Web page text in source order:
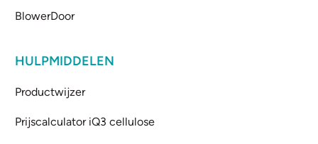
BlowerDoor
HULPMIDDELEN
Productwijzer
Prijscalculator iQ3 cellulose